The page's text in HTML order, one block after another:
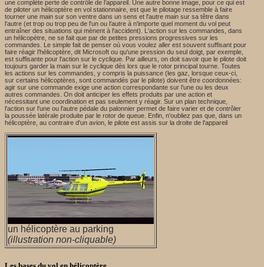
une complète perte de contrôle de l’appareil. Une autre bonne image, pour ce qui est
de piloter un hélicoptère en vol stationnaire, est que le pilotage ressemble à faire
tourner une main sur son ventre dans un sens et l'autre main sur sa têtre dans
l'autre (et trop ou trop peu de l'un ou l'autre à n'importe quel moment du vol peut
entraîner des situations qui mènent à l'accident). L'action sur les commandes, dans
un hélicopètre, ne se fait que par de petites pressions progressives sur les
commandes. Le simple fait de penser où vous voulez aller est souvent suffisant pour
faire réagir l’hélicoptère, dit Microsoft ou qu'une pression du seul doigt, par exemple,
est suffisante pour l'action sur le cyclique. Par ailleurs, on doit savoir que le pilote doit
toujours garder la main sur le cyclique dès lors que le rotor principal tourne. Toutes
les actions sur les commandes, y compris la puissance (les gaz, lorsque ceux-ci,
sur certains hélicoptères, sont commandés par le pilote) doivent être coordonnées:
agir sur une commande exige une action correspondante sur l’une ou les deux
autres commandes. On doit anticiper les effets produits par une action et
nécessitant une coordination et pas seulement y réagir. Sur un plan technique,
l'action sur l'une ou l'autre pédale du palonnier permet de faire varier et de contrôler
la poussée latérale produite par le rotor de queue. Enfin, n'oubliez pas que, dans un
hélicoptère, au contraire d'un avion, le pilote est assis sur la droite de l'appareil
un hélicoptère au parking
(illustration non-cliquable)